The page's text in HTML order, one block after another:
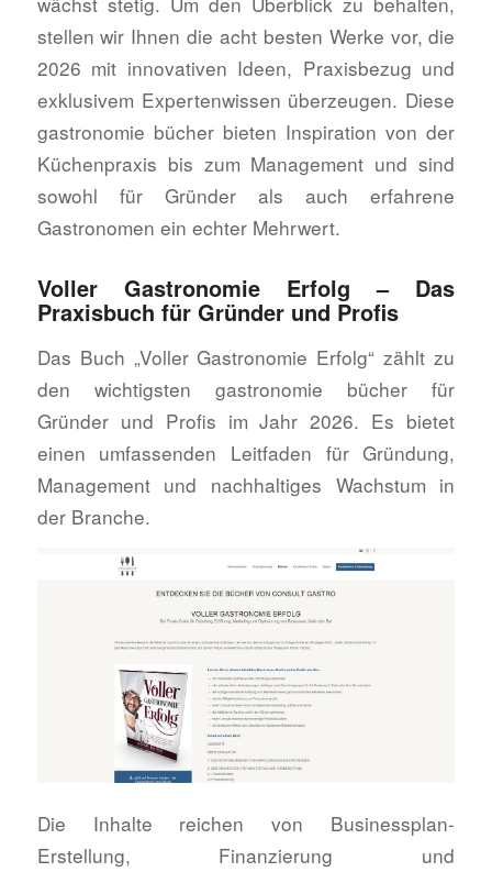
stellen wir Ihnen die acht besten Werke vor, die
2026 mit innovativen Ideen, Praxisbezug und
exklusivem Expertenwissen überzeugen. Diese
gastronomie bücher bieten Inspiration von der
Küchenpraxis bis zum Management und sind
sowohl für Gründer als auch erfahrene
Gastronomen ein echter Mehrwert.
Voller Gastronomie Erfolg – Das
Praxisbuch für Gründer und Profis
Das Buch „Voller Gastronomie Erfolg“ zählt zu
den wichtigsten gastronomie bücher für
Gründer und Profis im Jahr 2026. Es bietet
einen umfassenden Leitfaden für Gründung,
Management und nachhaltiges Wachstum in
der Branche.
Die Inhalte reichen von Businessplan-
Erstellung, Finanzierung und